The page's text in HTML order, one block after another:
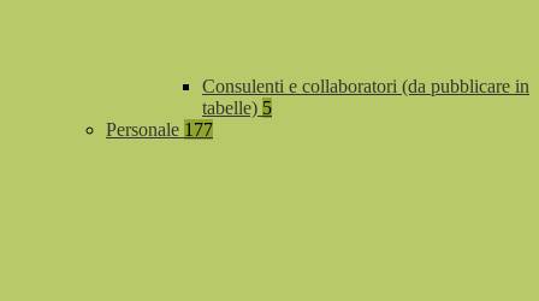
Consulenti e collaboratori (da pubblicare in
tabelle) 5
Personale 177